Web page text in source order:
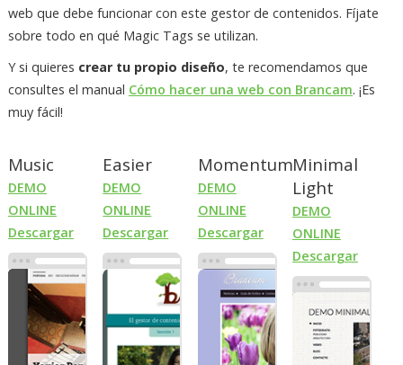
web que debe funcionar con este gestor de contenidos. Fíjate
sobre todo en qué Magic Tags se utilizan.
Y si quieres crear tu propio diseño, te recomendamos que
consultes el manual Cómo hacer una web con Brancam. ¡Es
muy fácil!
Music
DEMO
ONLINE
Descargar
Easier
DEMO
ONLINE
Descargar
Momentum
DEMO
ONLINE
Descargar
Minimal
Light
DEMO
ONLINE
Descargar